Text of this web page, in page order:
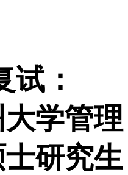
试：
大学管理
研究生